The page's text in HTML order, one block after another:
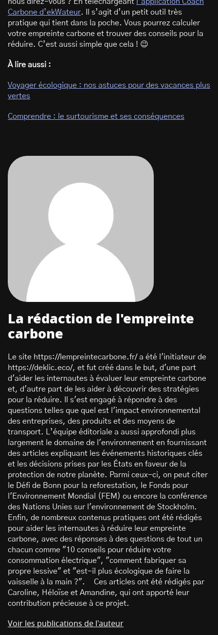
Carbone d’ekWateur. Il s’agit d’un petit outil très
pratique qui tient dans la poche. Vous pourrez calculer
votre empreinte carbone et trouver des conseils pour la
réduire. C’est aussi simple que cela ! 😉
À lire aussi :
Voyager écologique : nos astuces pour des vacances plus
vertes
Comprendre : le surtourisme et ses conséquences
La rédaction de l'empreinte
carbone
Le site https://lempreintecarbone.fr/ a été l'initiateur de
https://deklic.eco/, et fut créé dans le but, d'une part
d'aider les internautes à évaluer leur empreinte carbone
et, d'autre part de les aider à découvrir des stratégies
pour la réduire. Il s'est engagé à répondre à des
questions telles que quel est l'impact environnemental
des entreprises, des produits et des moyens de
transport. L’équipe éditoriale a aussi approfondi plus
largement le domaine de l'environnement en fournissant
des articles expliquant les événements historiques clés
et les décisions prises par les États en faveur de la
protection de notre planète. Parmi ceux-ci, on peut citer
le Défi de Bonn pour la reforestation, le Fonds pour
l'Environnement Mondial (FEM) ou encore la conférence
des Nations Unies sur l'environnement de Stockholm.
Enfin, de nombreux contenus pratiques ont été rédigés
pour aider les internautes à réduire leur empreinte
carbone, avec des réponses à des questions de tout un
chacun comme "10 conseils pour réduire votre
consommation électrique", "comment fabriquer sa
propre lessive" et "est-il plus écologique de faire la
vaisselle à la main ?". Ces articles ont été rédigés par
Caroline, Héloïse et Amandine, qui ont apporté leur
contribution précieuse à ce projet.
Voir les publications de l'auteur